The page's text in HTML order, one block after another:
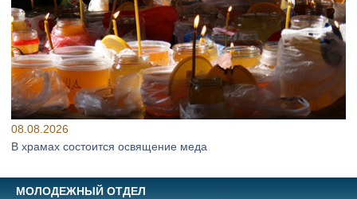
08.08.2026
В храмах состоится освящение меда
МОЛОДЕЖНЫЙ ОТДЕЛ